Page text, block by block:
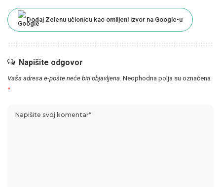
Dodaj Zelenu učionicu kao omiljeni izvor na Google-u
Napišite odgovor
Vaša adresa e-pošte neće biti objavljena. Neophodna polja su označena
*